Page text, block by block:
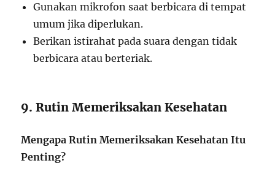
Gunakan mikrofon saat berbicara di tempat
umum jika diperlukan.
Berikan istirahat pada suara dengan tidak
berbicara atau berteriak.
9. Rutin Memeriksakan Kesehatan
Mengapa Rutin Memeriksakan Kesehatan Itu
Penting?